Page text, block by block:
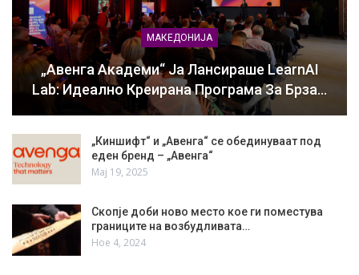
МАКЕДОНИЈА
„Авенга Академи“ Ја Лансираше LearnAI
Lab: Идеално Креирана Програма За Брза…
„Киншифт“ и „Авенга“ се обединуваат под
еден бренд – „Авенга“
Мај 19, 2025
Скопје доби ново место кое ги поместува
границите на возбудливата…
Ное 4, 2024